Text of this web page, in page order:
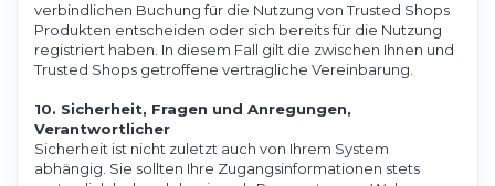
verbindlichen Buchung für die Nutzung von Trusted Shops
Produkten entscheiden oder sich bereits für die Nutzung
registriert haben. In diesem Fall gilt die zwischen Ihnen und
Trusted Shops getroffene vertragliche Vereinbarung.
10. Sicherheit, Fragen und Anregungen,
Verantwortlicher
Sicherheit ist nicht zuletzt auch von Ihrem System
abhängig. Sie sollten Ihre Zugangsinformationen stets